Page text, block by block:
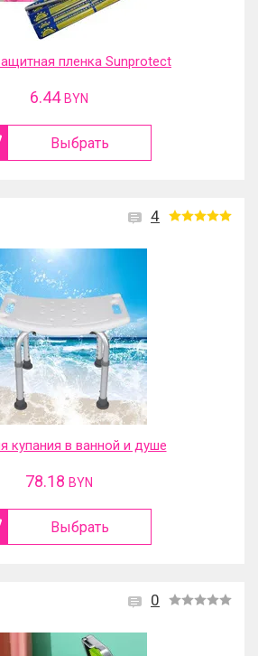
пленка Sunprotect
6.44 BYN
Выбрать
4
купания в ванной и душе
78.18 BYN
Выбрать
0